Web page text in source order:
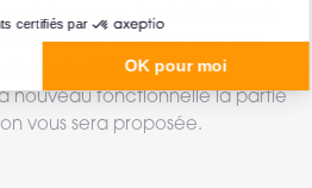
maintenance
, la vérification du
connu de nos archives
si une évolution s'avère
nouveau fonctionnelle la partie
vous sera proposée.